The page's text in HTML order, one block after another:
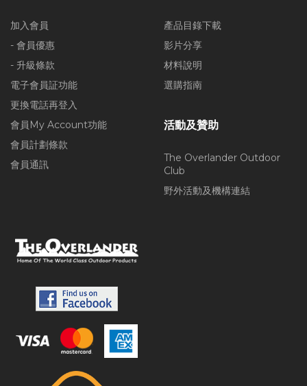
加入會員
- 會員優惠
- 升級條款
電子會員証功能
更換電話再登入
會員My Account功能
會員計劃條款
會員通訊
產品目錄下載
影片分享
材料說明
選購指南
活動及贊助
The Overlander Outdoor
Club
野外活動及機構連結